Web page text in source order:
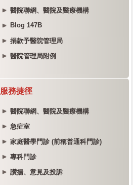
醫院聯網、醫院及醫療機構
Blog 147B
捐款予醫院管理局
醫院管理局附例
服務捷徑
醫院聯網、醫院及醫療機構
急症室
家庭醫學門診 (前稱普通科門診)
專科門診
讚揚、意見及投訴